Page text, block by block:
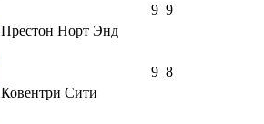
Престон Норт Энд
9 9
Ковентри Сити
9 8